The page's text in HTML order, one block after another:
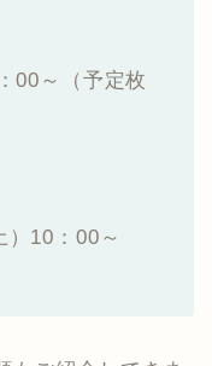
00～（予定枚
）10：00～